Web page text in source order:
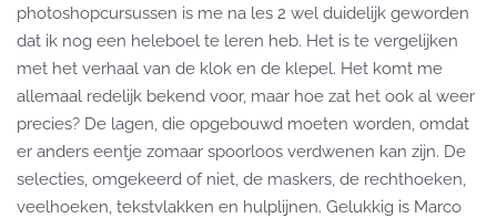
photoshopcursussen is me na les 2 wel duidelijk geworden
dat ik nog een heleboel te leren heb. Het is te vergelijken
met het verhaal van de klok en de klepel. Het komt me
allemaal redelijk bekend voor, maar hoe zat het ook al weer
precies? De lagen, die opgebouwd moeten worden, omdat
er anders eentje zomaar spoorloos verdwenen kan zijn. De
selecties, omgekeerd of niet, de maskers, de rechthoeken,
veelhoeken, tekstvlakken en hulplijnen. Gelukkig is Marco